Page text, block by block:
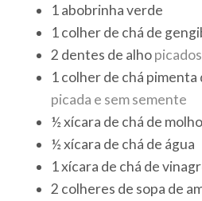
1abobrinha verde
1colher de chá de
2 dentes de alhopicados
1colher de chá pimenta
picada e sem semente
½ xícara de chá de
½ xícara de chá de água
1xícara de chá de
2 colheres de sopa de